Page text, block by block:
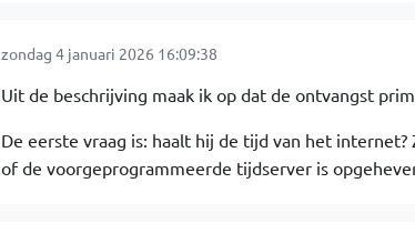
zondag 4 januari 2026 16:09:38
Uit de beschrijving maak ik op dat de ontvangst
De eerste vraag is: haalt hij de tijd van het
of de voorgeprogrammeerde tijdserver is